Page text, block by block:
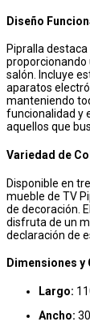
Diseño
Pipralla
proporcionando
salón. Incluye
aparatos
manteniendo
funcionalidad y
aquellos que
Variedad de
Disponible en
mueble de TV
de decoración.
disfruta de un
declaración de
Dimensiones y
Largo:
Ancho: